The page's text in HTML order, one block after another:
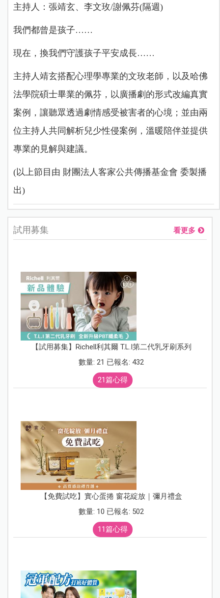
主持人：張靖玄、李文玫/謝佩芬(隔週)
我們都曾是孩子……
現在，換我們守護孩子平安成長……
主持人靖玄搭配心理學專業的文玫老師，以及哈佛
法學院碩士畢業的佩芬，以廣播劇的形式改編真實
案例，讓聽眾透過劇情感受被害者的心境；並由兩
位主持人共同解析兒少性侵案例，溫暖陪伴並提供
專業的見解與建議。
(以上節目由 財團法人客家公共傳播基金會 委製播
出)
試用募集 看更多
【試用募集】Richell利其爾 T.L.I第二代乳牙刷系列
數量: 21 已報名: 432
21篇心得
【免費試吃】實心蛋捲 窗花綻放｜彌月禮盒
數量: 10 已報名: 502
11篇心得